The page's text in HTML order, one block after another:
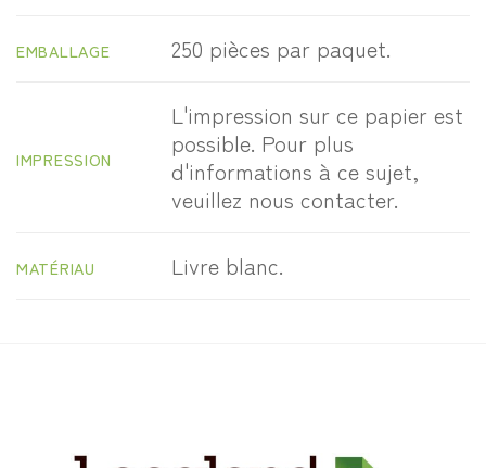
EMBALLAGE 250 pièces par paquet.
IMPRESSION
L'impression sur ce papier est
possible. Pour plus
d'informations à ce sujet,
veuillez nous contacter.
MATÉRIAU Livre blanc.